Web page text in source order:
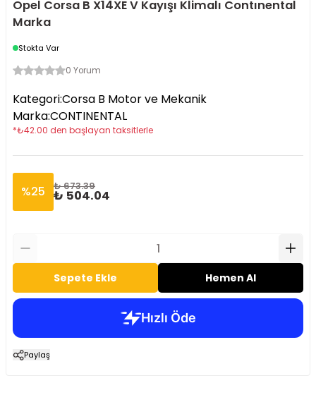
Opel Corsa B X14XE V Kayışı Klimalı Contınental
Marka
Stokta Var
0 Yorum
Kategori:Corsa B Motor ve Mekanik
Marka:CONTINENTAL
*₺42.00 den başlayan taksitlerle
%25 ₺ 673.39
₺ 504.04
Sepete Ekle Hemen Al
Paylaş